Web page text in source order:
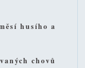
husího a
chovů